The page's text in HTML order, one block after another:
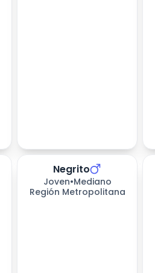
días esperando
Negrito
Joven•Mediano
Región Metropolitana